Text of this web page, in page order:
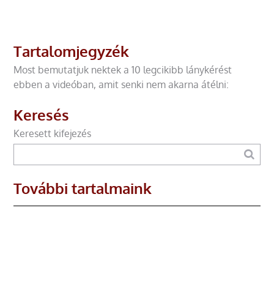
Tartalomjegyzék
Most bemutatjuk nektek a 10 legcikibb lánykérést
ebben a videóban, amit senki nem akarna átélni:
Keresés
Keresett kifejezés
További tartalmaink